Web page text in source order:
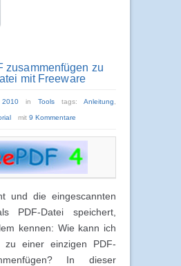
zusammenfügen zu
mit Freeware
in Tools tags: Anleitung
mit 9 Kommentare
und die eingescannten
PDF-Datei speichert,
kennen: Wie kann ich
zu einer einzigen PDF-
In dieser